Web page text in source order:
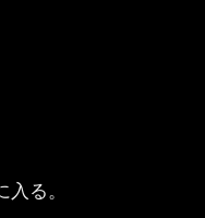
る。